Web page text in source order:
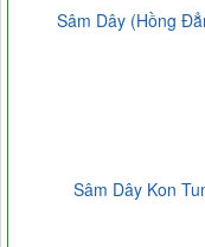
Sâm Dây (Hồng
Sâm Dây Kon